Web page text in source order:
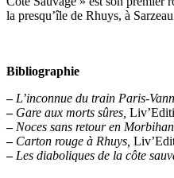
la presqu’île de Rhuys, à
Bibliographie
– L’inconnue du train Paris-
– Gare aux morts sûres,
– Noces sans retour en Morbihan,
– Carton rouge à Rhuys,
– Les diaboliques de la côte